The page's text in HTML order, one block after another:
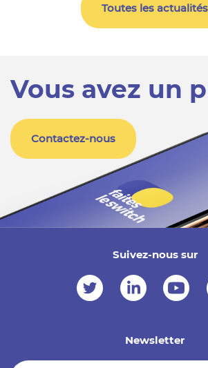
Toutes les actualités
Vous avez un
Contactez-nous
Suivez-nous sur
Newsletter